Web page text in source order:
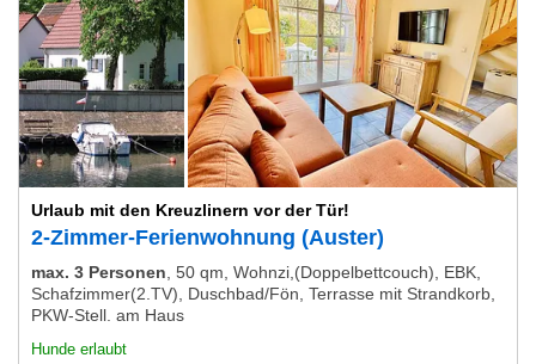
Urlaub mit den Kreuzlinern vor der Tür!
2-Zimmer-Ferienwohnung (Auster)
max. 3 Personen 50 qm, Wohnzi,(Doppelbettcouch), EBK,
Schafzimmer(2.TV), Duschbad/Fön, Terrasse mit Strandkorb,
PKW-Stell. am Haus
Hunde erlaubt